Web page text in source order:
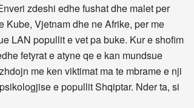
zdeshi edhe fushat dhe malet per
Kube, Vjetnam dhe ne Afrike, per me
LAN popullit e vet pa buke. Kur e shofim
fetyrat e atyne qe e kan mundsue
me ken viktimat ma te mbrame e nji
e popullit Shqiptar. Nder ta, si